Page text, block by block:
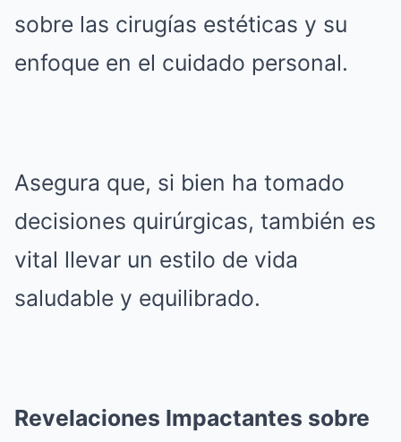
sobre las cirugías estéticas y su
enfoque en el cuidado personal.
Asegura que, si bien ha tomado
decisiones quirúrgicas, también es
vital llevar un estilo de vida
saludable y equilibrado.
Revelaciones Impactantes sobre